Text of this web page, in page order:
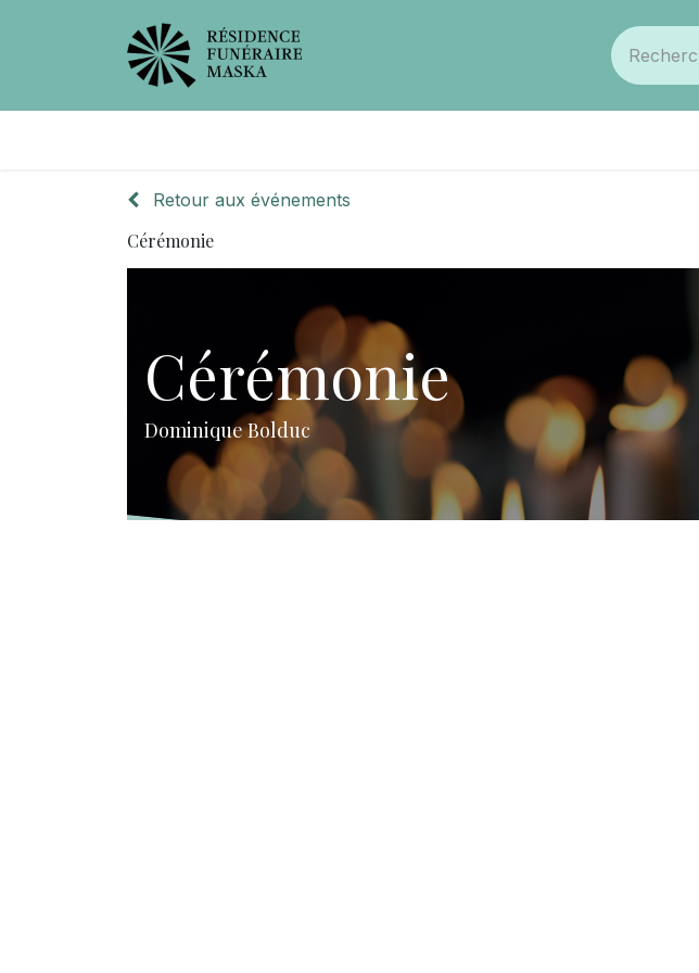
Retour aux événements
Cérémonie
Cérémonie
Dominique Bolduc